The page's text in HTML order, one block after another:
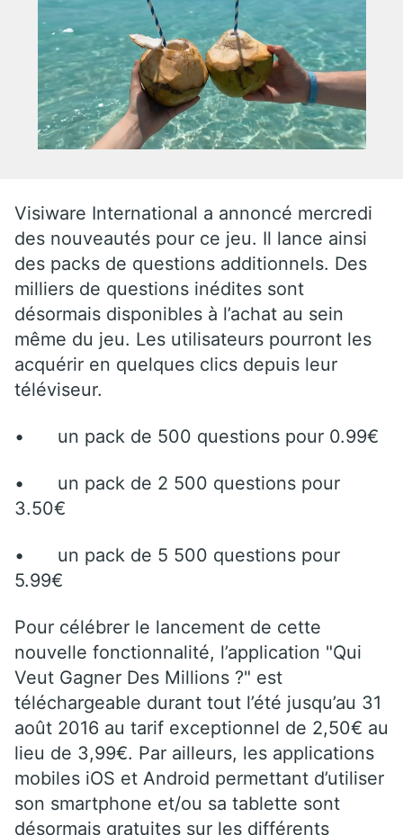
Visiware International a annoncé mercredi
des nouveautés pour ce jeu. Il lance ainsi
des packs de questions additionnels. Des
milliers de questions inédites sont
désormais disponibles à l’achat au sein
même du jeu. Les utilisateurs pourront les
acquérir en quelques clics depuis leur
téléviseur.
• un pack de 500 questions pour 0.99€
•
un pack de 2 500 questions pour
3.50€
•
un pack de 5 500 questions pour
5.99€
Pour célébrer le lancement de cette
nouvelle fonctionnalité, l’application "Qui
Veut Gagner Des Millions ?" est
téléchargeable durant tout l’été jusqu’au 31
août 2016 au tarif exceptionnel de 2,50€ au
lieu de 3,99€. Par ailleurs, les applications
mobiles iOS et Android permettant d’utiliser
son smartphone et/ou sa tablette sont
désormais gratuites sur les différents